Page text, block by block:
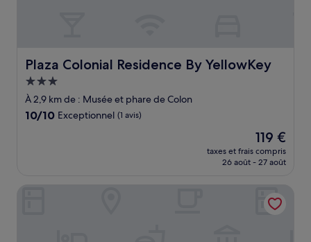
Plaza Colonial Residence By YellowKey
Plaza Colonial Residence By YellowKey
Hébergement
3.0 étoiles
À 2,9 km de : Musée et phare de Colon
10.0
10/10 Exceptionnel (1 avis)
Le
nouveau
prix
de
119 €
119 €
taxes et frais compris
26 août - 27 août